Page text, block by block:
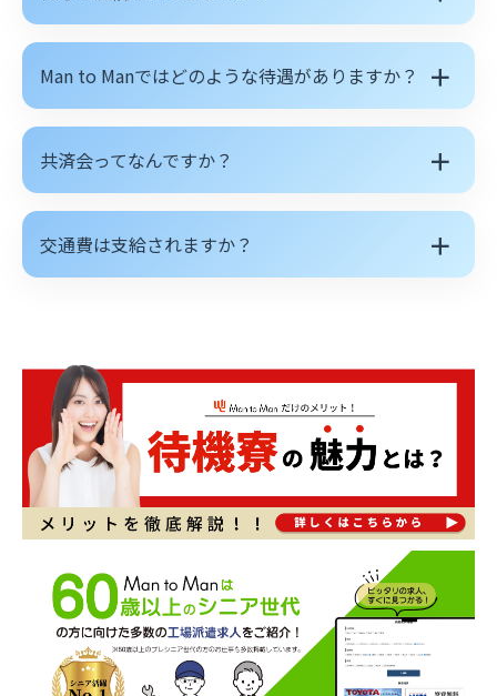
Man to Manではどのような待遇がありますか？ ＋
共済会ってなんですか？ ＋
交通費は支給されますか？ ＋